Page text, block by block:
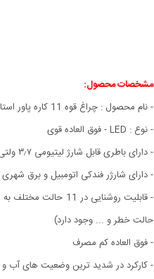
مشخصات محصول:
- نام محصول : چراغ قوه 11 کاره پاور استایل
- نوع : LED - فوق العاده قوی
- دارای باطری قابل شارژ لیتیومی ۳٫۷ ولتی
- دارای شارژر فندکی اتومبیل و برق شهری
حالت خطر و ... وجود دارد)
- فوق العاده کم مصرف
- کارکرد در شدید ترین وضعیت های آب